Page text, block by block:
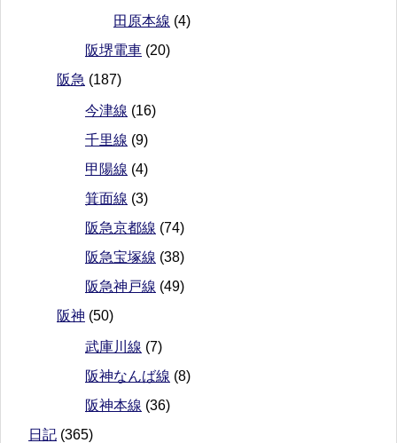
田原本線 (4)
阪堺電車 (20)
阪急 (187)
今津線 (16)
千里線 (9)
甲陽線 (4)
箕面線 (3)
阪急京都線 (74)
阪急宝塚線 (38)
阪急神戸線 (49)
阪神 (50)
武庫川線 (7)
阪神なんば線 (8)
阪神本線 (36)
日記 (365)